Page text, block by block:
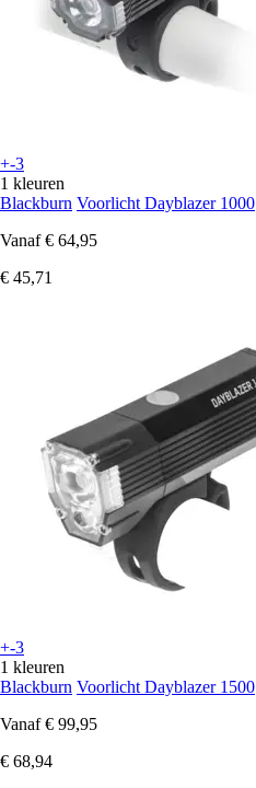
+-3
1 kleuren
Blackburn Voorlicht Dayblazer 1000
Vanaf € 64,95
€ 45,71
+-3
1 kleuren
Blackburn Voorlicht Dayblazer 1500
Vanaf € 99,95
€ 68,94